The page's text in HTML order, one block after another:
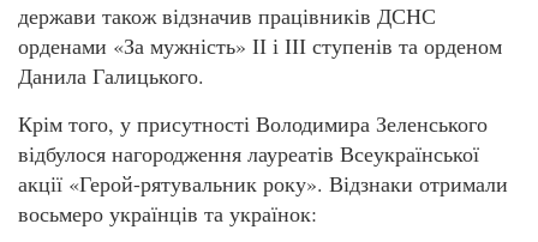
держави також відзначив працівників ДСНС
орденами «За мужність» ІІ і ІІІ ступенів та орденом
Данила Галицького.
Крім того, у присутності Володимира Зеленського
відбулося нагородження лауреатів Всеукраїнської
акції «Герой-рятувальник року». Відзнаки отримали
восьмеро українців та українок: